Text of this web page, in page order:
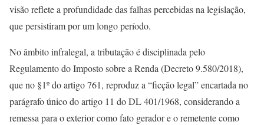
visão reflete a profundidade das falhas percebidas na legislação,
que persistiram por um longo período.
No âmbito infralegal, a tributação é disciplinada pelo
Regulamento do Imposto sobre a Renda (Decreto 9.580/2018),
que no §1º do artigo 761, reproduz a “ficção legal” encartada no
parágrafo único do artigo 11 do DL 401/1968, considerando a
remessa para o exterior como fato gerador e o remetente como